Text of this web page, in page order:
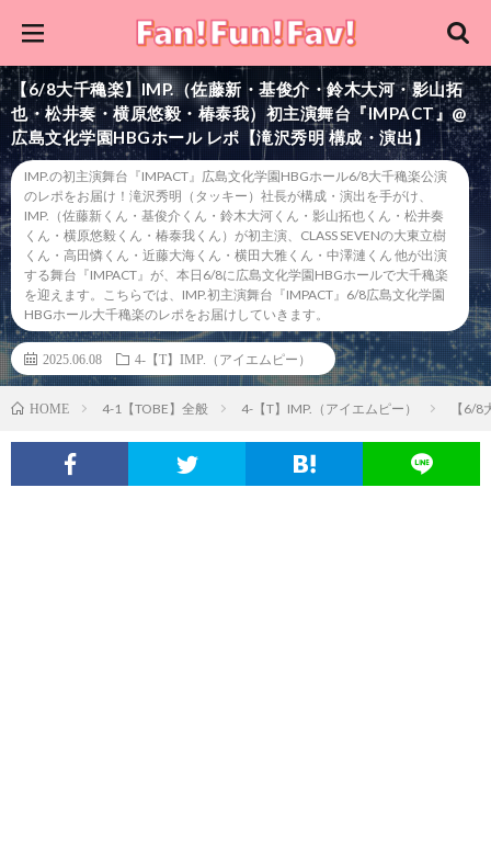
【6/8大千穐楽】IMP.（佐藤新・基俊介・鈴木大河・影山拓
也・松井奏・横原悠毅・椿泰我）初主演舞台『IMPACT』@
広島文化学園HBGホール レポ【滝沢秀明 構成・演出】
IMP.の初主演舞台『IMPACT』広島文化学園HBGホール6/8大千穐楽公演
のレポをお届け！滝沢秀明（タッキー）社長が構成・演出を手がけ、
IMP.（佐藤新くん・基俊介くん・鈴木大河くん・影山拓也くん・松井奏
くん・横原悠毅くん・椿泰我くん）が初主演、CLASS SEVENの大東立樹
くん・高田憐くん・近藤大海くん・横田大雅くん・中澤漣くん 他が出演
する舞台『IMPACT』が、本日6/8に広島文化学園HBGホールで大千穐楽
を迎えます。こちらでは、IMP.初主演舞台『IMPACT』6/8広島文化学園
HBGホール大千穐楽のレポをお届けしていきます。
2025.06.08 4-【T】IMP.（アイエムピー）
HOME 4-1【TOBE】全般 4-【T】IMP.（アイエムピー） 【6/